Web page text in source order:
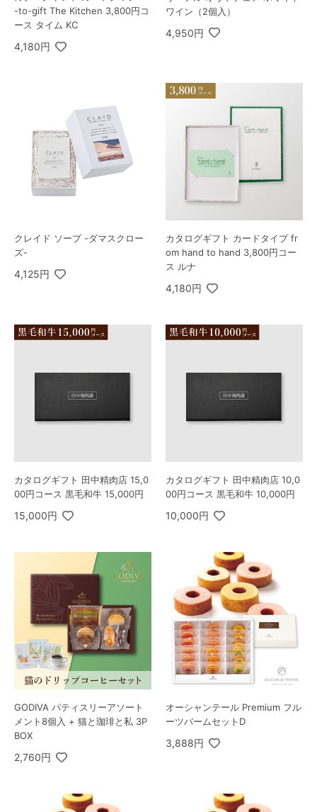
-to-gift The Kitchen 3,800円コ
ース タイム KC
4,180円
ワイン（2個入）
4,950円
クレイド ソープ -ダマスクロー
ズ-
4,125円
カタログギフト カードタイプ fr
om hand to hand 3,800円コー
ス ルナ
4,180円
カタログギフト 田中精肉店 15,0
00円コース 黒毛和牛 15,000円
15,000円
カタログギフト 田中精肉店 10,0
00円コース 黒毛和牛 10,000円
10,000円
GODIVA パティスリーアソート
メント8個入 + 猫と珈琲と私 3P
BOX
2,760円
オーシャンテール Premium フル
ーツバームセットD
3,888円